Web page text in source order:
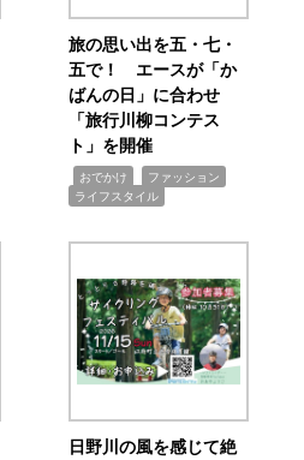
旅の思い出を五・七・
五で！ エースが「か
ばんの日」に合わせ
「旅行川柳コンテス
ト」を開催
おでかけ ファッション
ライフスタイル
日野川の風を感じて絶